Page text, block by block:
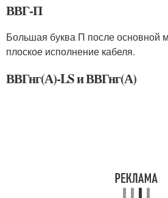
ВВГ-П
Большая буква П после основной
плоское исполнение кабеля.
ВВГнг(А)-LS и ВВГнг(А)